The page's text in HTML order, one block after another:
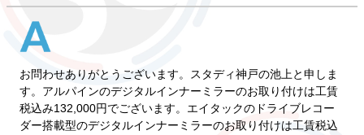
お問わせありがとうございます。スタディ神戸の池上と申しま
す。アルパインのデジタルインナーミラーのお取り付けは工賃
税込み132,000円でございます。エイタックのドライブレコー
ダー搭載型のデジタルインナーミラーのお取り付けは工賃税込